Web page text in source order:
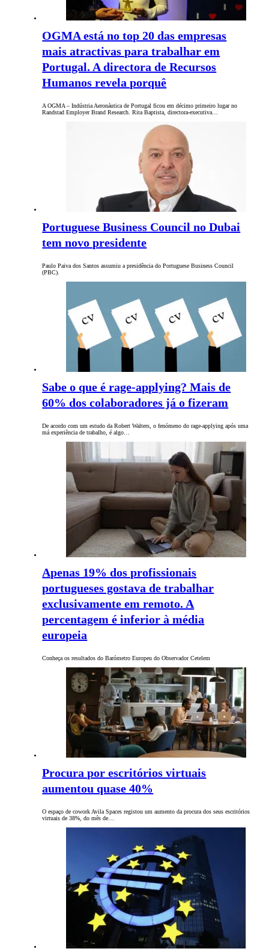
OGMA está no top 20 das empresas
mais atractivas para trabalhar em
Portugal. A directora de Recursos
Humanos revela porquê
A OGMA – Indústria Aeronáutica de Portugal ficou em décimo primeiro lugar no
Randstad Employer Brand Research. Rita Baptista, directora-executiva…
Portuguese Business Council no Dubai
tem novo presidente
Paulo Paiva dos Santos assumiu a presidência do Portuguese Business Council
(PBC).
Sabe o que é rage-applying? Mais de
60% dos colaboradores já o fizeram
De acordo com um estudo da Robert Walters, o fenómeno do rage-applying após uma
má experiência de trabalho, é algo…
Apenas 19% dos profissionais
portugueses gostava de trabalhar
exclusivamente em remoto. A
percentagem é inferior à média
europeia
Conheça os resultados do Barómetro Europeu do Observador Cetelem
Procura por escritórios virtuais
aumentou quase 40%
O espaço de cowork Avila Spaces registou um aumento da procura dos seus escritórios
virtuais de 38%, do mês de…